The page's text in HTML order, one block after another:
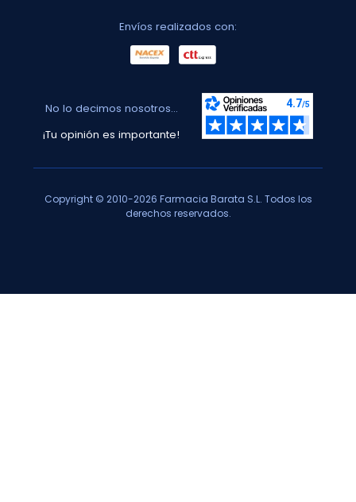
Envíos realizados con:
No lo decimos nosotros...
¡Tu opinión es importante!
Copyright © 2010-2026 Farmacia Barata S.L. Todos los
derechos reservados.